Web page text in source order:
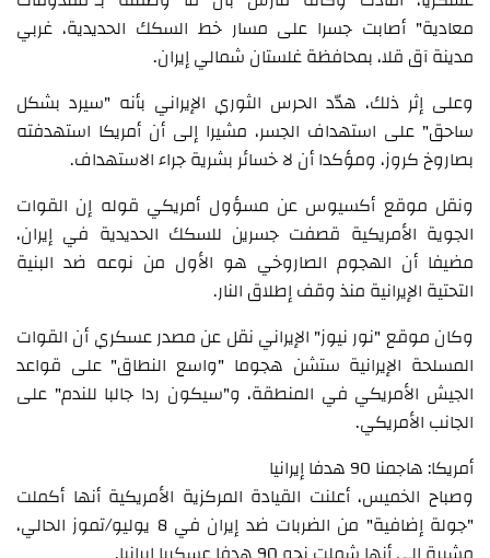
معادية" أصابت جسرا على مسار خط السكك الحديدية، غربي
مدينة آق قلا، بمحافظة غلستان شمالي إيران.
وعلى إثر ذلك، هدّد الحرس الثوري الإيراني بأنه "سيرد بشكل
ساحق" على استهداف الجسر، مشيرا إلى أن أمريكا استهدفته
بصاروخ كروز، ومؤكدا أن لا خسائر بشرية جراء الاستهداف.
ونقل موقع أكسيوس عن مسؤول أمريكي قوله إن القوات
الجوية الأمريكية قصفت جسرين للسكك الحديدية في إيران،
مضيفا أن الهجوم الصاروخي هو الأول من نوعه ضد البنية
التحتية الإيرانية منذ وقف إطلاق النار.
وكان موقع "نور نيوز" الإيراني نقل عن مصدر عسكري أن القوات
المسلحة الإيرانية ستشن هجوما "واسع النطاق" على قواعد
الجيش الأمريكي في المنطقة، و"سيكون ردا جالبا للندم" على
الجانب الأمريكي.
أمريكا: هاجمنا 90 هدفا إيرانيا
وصباح الخميس، أعلنت القيادة المركزية الأمريكية أنها أكملت
"جولة إضافية" من الضربات ضد إيران في 8 يوليو/تموز الحالي،